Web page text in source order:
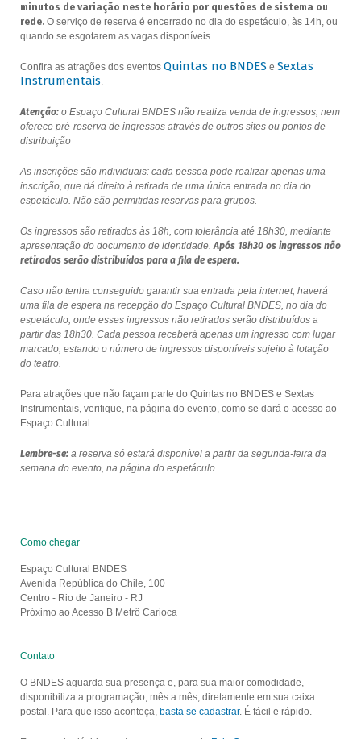
minutos de variação neste horário por questões de sistema ou
rede.O serviço de reserva é encerrado no dia do espetáculo, às 14h, ou
quando se esgotarem as vagas disponíveis.
Confira as atrações dos eventos Quintas no BNDES e Sextas
Instrumentais.
Atenção:o Espaço Cultural BNDES não realiza venda de ingressos, nem
oferece pré-reserva de ingressos através de outros sites ou pontos de
distribuição
As inscrições são individuais: cada pessoa pode realizar apenas uma
inscrição, que dá direito à retirada de uma única entrada no dia do
espetáculo. Não são permitidas reservas para grupos.
Os ingressos são retirados às 18h, com tolerância até 18h30, mediante
apresentação do documento de identidade.Após 18h30 os ingressos não
retirados serão distribuídos para a fila de espera.
Caso não tenha conseguido garantir sua entrada pela internet, haverá
uma fila de espera na recepção do Espaço Cultural BNDES, no dia do
espetáculo, onde esses ingressos não retirados serão distribuídos a
partir das 18h30. Cada pessoa receberá apenas um ingresso com lugar
marcado, estando o número de ingressos disponíveis sujeito à lotação
do teatro.
Para atrações que não façam parte do Quintas no BNDES e Sextas
Instrumentais, verifique, na página do evento, como se dará o acesso ao
Espaço Cultural.
Lembre-se:a reserva só estará disponível a partir da segunda-feira da
semana do evento, na página do espetáculo.
Como chegar
Espaço Cultural BNDES
Avenida República do Chile, 100
Centro - Rio de Janeiro - RJ
Próximo ao Acesso B Metrô Carioca
Contato
O BNDES aguarda sua presença e, para sua maior comodidade,
disponibiliza a programação, mês a mês, diretamente em sua caixa
postal. Para que isso aconteça, basta se cadastrar. É fácil e rápido.